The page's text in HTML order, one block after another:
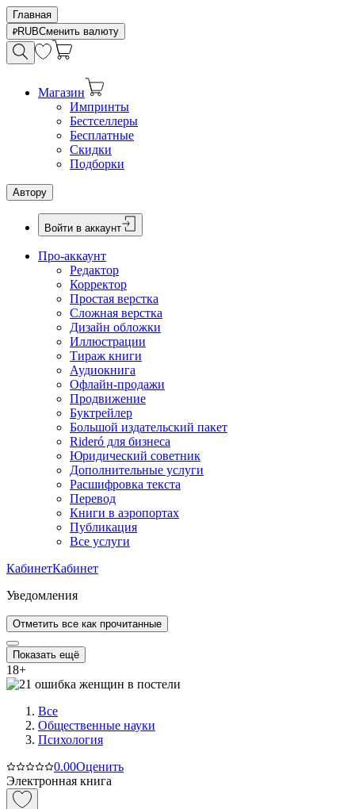
Главная
RUBСменить валюту
Магазин
Импринты
Бестселлеры
Бесплатные
Скидки
Подборки
Автору
Войти в аккаунт
Про-аккаунт
Редактор
Корректор
Простая верстка
Сложная верстка
Дизайн обложки
Иллюстрации
Тираж книги
Аудиокнига
Офлайн-продажи
Продвижение
Буктрейлер
Большой издательский пакет
Rideró для бизнеса
Юридический советник
Дополнительные услуги
Расшифровка текста
Перевод
Книги в аэропортах
Публикация
Все услуги
КабинетКабинет
Уведомления
Отметить все как прочитанные
Показать ещё
18+
Все
Общественные науки
Психология
0.00Оценить
Электронная книга